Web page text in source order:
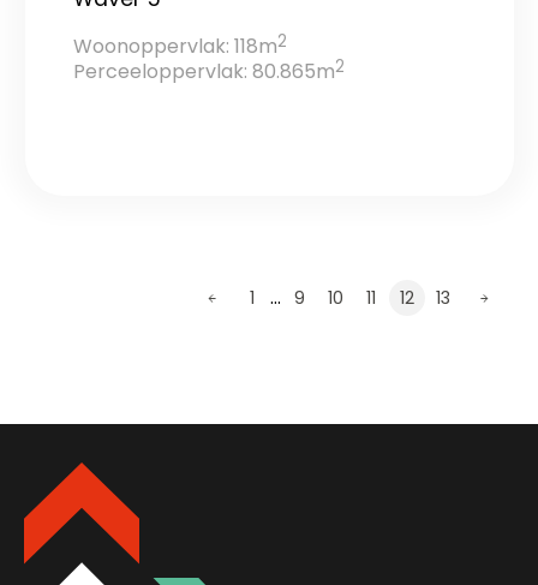
Woonoppervlak: 118m2
Perceeloppervlak: 80.865m2
1 … 9 10 11 12 13